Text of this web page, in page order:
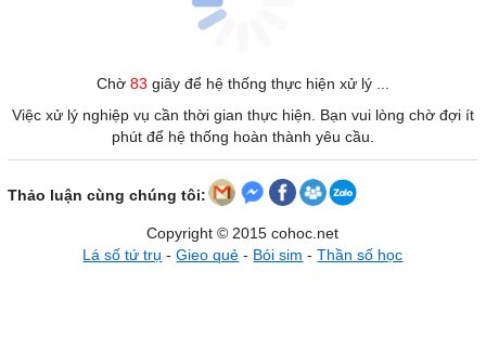
Chờ 83 giây để hệ thống thực hiện xử lý ...
Việc xử lý nghiệp vụ cần thời gian thực hiện. Bạn vui lòng chờ đợi ít
phút để hệ thống hoàn thành yêu cầu.
Thảo luận cùng chúng tôi:
Copyright © 2015 cohoc.net
Lá số tứ trụ -Gieo quẻ - Bói sim -Thần số học